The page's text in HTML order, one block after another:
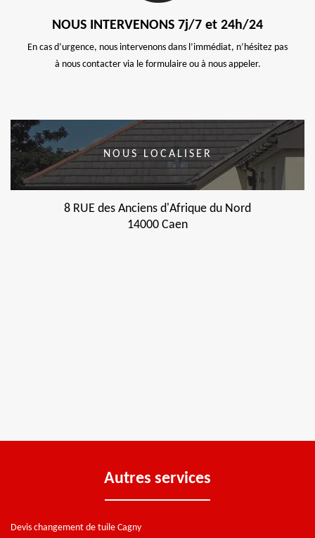
NOUS INTERVENONS 7j/7 et 24h/24
En cas d’urgence, nous intervenons dans l’immédiat, n’hésitez pas
à nous contacter via le formulaire ou à nous appeler.
NOUS LOCALISER
8 RUE des Anciens d'Afrique du Nord
14000 Caen
Autres services
Devis changement de tuile Cagny